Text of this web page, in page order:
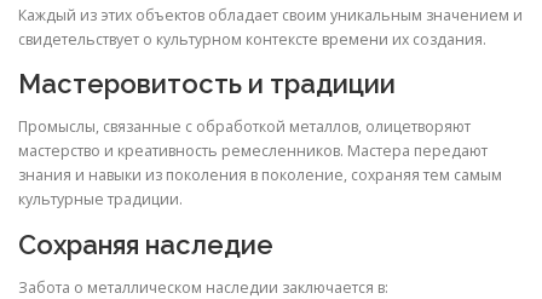
Каждый из этих объектов обладает своим уникальным значением и
свидетельствует о культурном контексте времени их создания.
Мастеровитость и традиции
Промыслы, связанные с обработкой металлов, олицетворяют
мастерство и креативность ремесленников. Мастера передают
знания и навыки из поколения в поколение, сохраняя тем самым
культурные традиции.
Сохраняя наследие
Забота о металлическом наследии заключается в: